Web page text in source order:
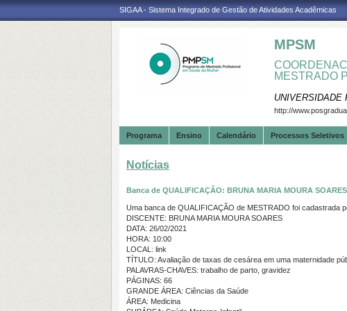
SIGAA - Sistema Integrado de Gestão de Atividades Acadêmicas
MPSM
MESTRADO
UNIVERSIDADE
http://
Programa Ensino Calendário Processos Seletivos
Notícias
Banca de QUALIFICAÇÃO: BRUNA MARIA MOURA SOARES
Uma banca de QUALIFICAÇÃO de MESTRADO foi cadastrada
DISCENTE: BRUNA MARIA MOURA SOARES
DATA: 26/02/2021
HORA: 10:00
LOCAL: link
TÍTULO: Avaliação de taxas de cesárea em uma maternidade
PALAVRAS-CHAVES: trabalho de parto, gravidez
PÁGINAS: 66
GRANDE ÁREA: Ciências da Saúde
ÁREA: Medicina